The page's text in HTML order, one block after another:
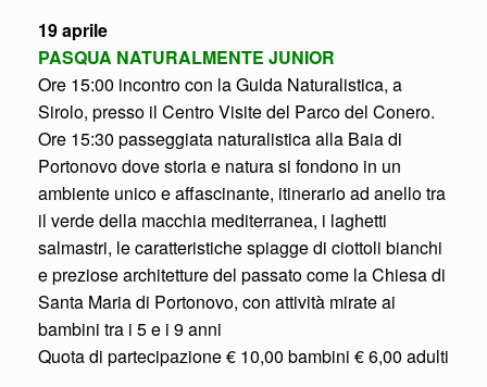
19 aprile
PASQUA NATURALMENTE JUNIOR
Ore 15:00 incontro con la Guida Naturalistica, a
Sirolo, presso il Centro Visite del Parco del Conero.
Ore 15:30 passeggiata naturalistica alla Baia di
Portonovo dove storia e natura si fondono in un
ambiente unico e affascinante, itinerario ad anello tra
il verde della macchia mediterranea, i laghetti
salmastri, le caratteristiche spiagge di ciottoli bianchi
e preziose architetture del passato come la Chiesa di
Santa Maria di Portonovo, con attività mirate ai
bambini tra i 5 e i 9 anni
Quota di partecipazione € 10,00 bambini € 6,00 adulti